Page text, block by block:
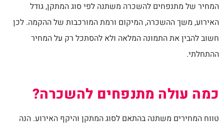
המחיר של מתנפחים להשכרה משתנה לפי סוג המתקן, גודל
האירוע, משך ההשכרה, המיקום ורמת המורכבות של ההקמה. לכן
חשוב להבין את התמונה המלאה ולא להסתכל רק על המחיר
ההתחלתי.
כמה עולה מתנפחים להשכרה?
טווח המחירים משתנה בהתאם לסוג המתקן והיקף האירוע. הנה